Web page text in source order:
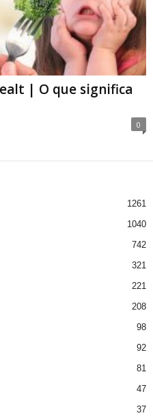
| O que significa
0
1261
1040
742
321
221
208
98
92
81
47
37